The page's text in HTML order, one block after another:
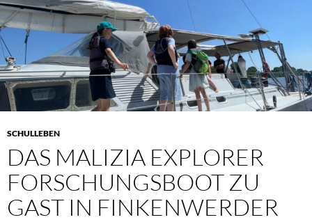
SCHULLEBEN
DAS MALIZIA EXPLORER
FORSCHUNGSBOOT ZU
GAST IN FINKENWERDER